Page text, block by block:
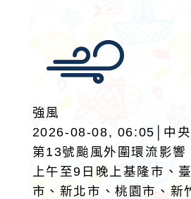
強風
2026-08-08, 06:05│中央
第13號颱風外圍環流影響
上午至9日晚上基隆市、
市、新北市、桃園市、新